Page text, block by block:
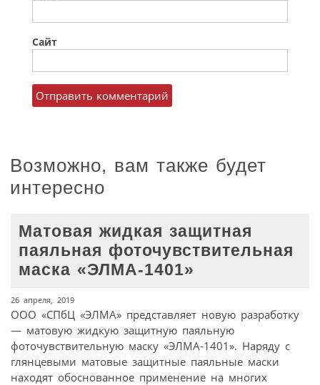
Сайт
Возможно, вам также будет
интересно
Матовая жидкая защитная
паяльная фоточувствительная
маска «ЭЛМА-1401»
26 апреля, 2019
ООО «СПбЦ «ЭЛМА» представляет новую разработку
— матовую жидкую защитную паяльную
фоточувствительную маску «ЭЛМА-1401». Наряду с
глянцевыми матовые защитные паяльные маски
находят обоснованное применение на многих